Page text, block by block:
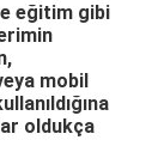
eğitim gibi
mobil
oldukça